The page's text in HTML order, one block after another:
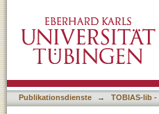
Publikationsdienste → TOBIAS-lib